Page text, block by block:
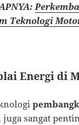
Teknologi
Energi di
sangat